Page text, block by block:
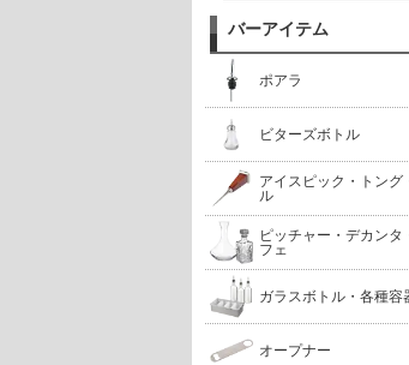
バーアイテム
ポアラ
ビターズボトル
アイスピック・トング
ル
ピッチャー・デカンタ
フェ
ガラスボトル・各種容
オープナー